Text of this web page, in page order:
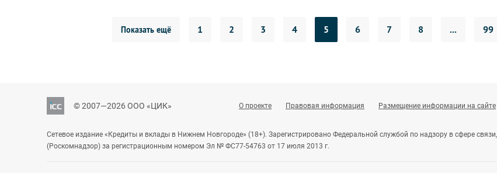
Показать ещё 1 2 3 4 5 6 7 8 ... 99
© 2007—2026 ООО «ЦИК» О проекте Правовая информация Размещение информации на сайте
Сетевое издание «Кредиты и вклады в Нижнем Новгороде» (18+). Зарегистрировано Федеральной службой по надзору в сфере
(Роскомнадзор) за регистрационным номером Эл № ФС77-54763 от 17 июля 2013 г.